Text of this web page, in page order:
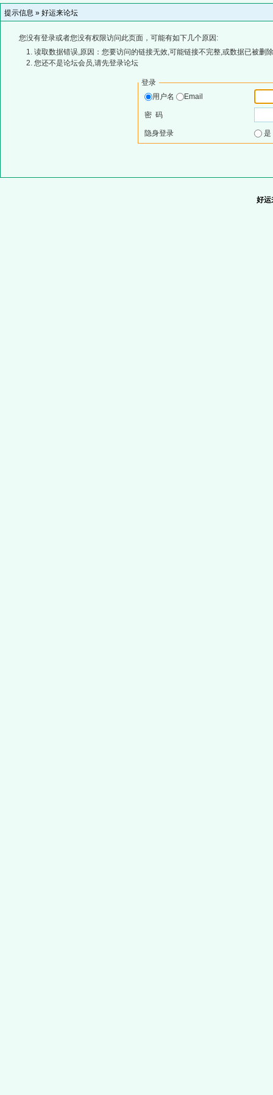
提示信息 » 好运来论坛
您没有登录或者您没有权限访问此页面，可能有如下几个原因:
读取数据错误,原因：您要访问的链接无效,可能链接不完整,或数据已被删
您还不是论坛会员,请先登录论坛
登录
用户名
Email
密 码
隐身登录
好